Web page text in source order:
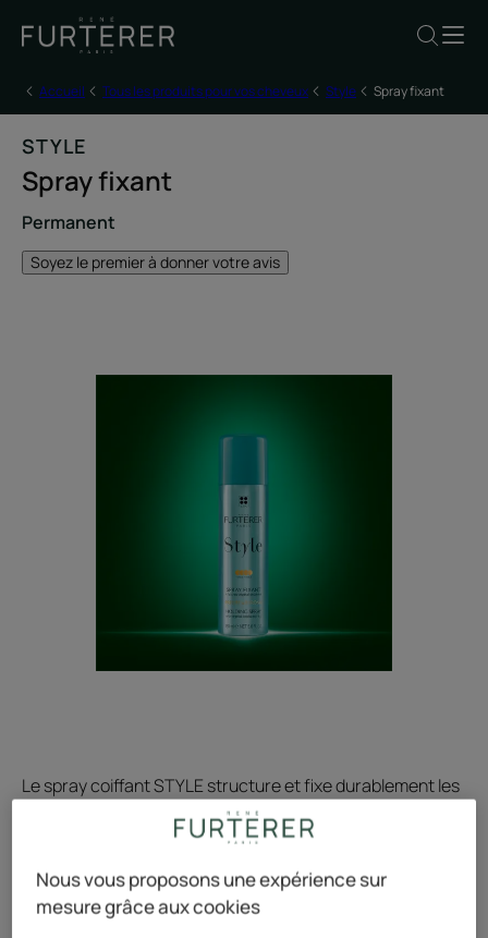
Accueil Tous les produits pour vos cheveux Style Spray fixant
STYLE
Spray fixant
Permanent
Soyez le premier à donner votre avis
Le spray coiffant STYLE structure et fixe durablement les
mouvements de la coiffure, grâce à sa diffusion ciblée.
À l'extrait végétal de Jojoba hydratant
Nous vous proposons une expérience sur
mesure grâce aux cookies